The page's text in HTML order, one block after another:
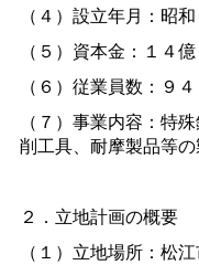
（４）設立年月：昭
（５）資本金：１４
（６）従業員数：９４
（７）事業内容：特
削工具、耐摩製品等
２．立地計画の概要
（１）立地場所：松